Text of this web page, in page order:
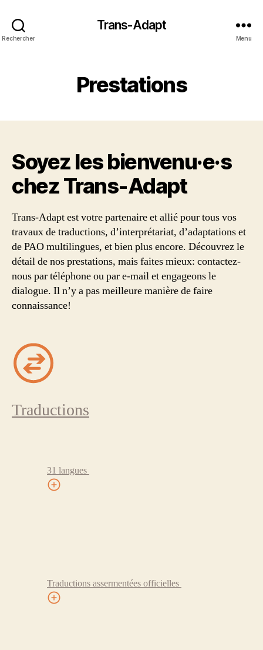
Rechercher
Trans-Adapt
Menu
Prestations
Soyez les bienvenu·e·s
chez Trans‑Adapt
Trans-Adapt est votre partenaire et allié pour tous vos
travaux de traductions, d’interprétariat, d’adaptations et
de PAO multilingues, et bien plus encore. Découvrez le
détail de nos prestations, mais faites mieux: contactez-
nous par téléphone ou par e-mail et engageons le
dialogue. Il n’y a pas meilleure manière de faire
connaissance!
Traductions
31 langues
Traductions assermentées officielles